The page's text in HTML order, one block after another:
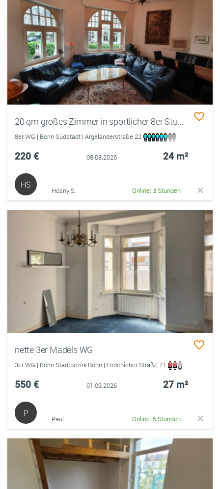
20 qm großes Zimmer in sportlicher 8er Studenten-WG
8er WG | Bonn Südstadt | Argelanderstraße 22
220 € 08.08.2026 24 m²
HS
Hosny S. Online: 3 Stunden
nette 3er Mädels WG
3er WG | Bonn Stadtbezirk Bonn | Endenicher Straße 71
550 € 01.09.2026 27 m²
P
Paul Online: 5 Stunden